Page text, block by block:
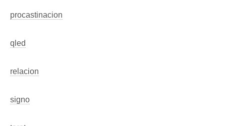
procastinacion
qled
relacion
signo